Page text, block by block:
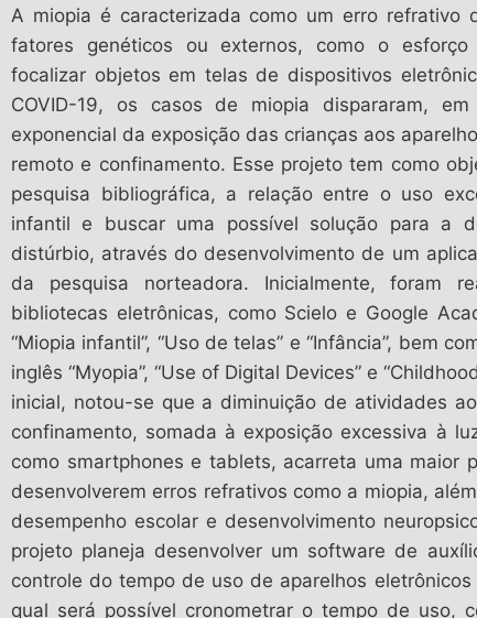
A miopia é caracterizada como um erro refrativo
fatores genéticos ou externos, como o esforço
focalizar objetos em telas de dispositivos
COVID-19, os casos de miopia dispararam,
exponencial da exposição das crianças aos
remoto e confinamento. Esse projeto tem como
pesquisa bibliográfica, a relação entre o uso
infantil e buscar uma possível solução para a
distúrbio, através do desenvolvimento de um
da pesquisa norteadora. Inicialmente, foram
bibliotecas eletrônicas, como Scielo e Google
“Miopia infantil”, “Uso de telas” e “Infância”, bem
inglês “Myopia”, “Use of Digital Devices” e
inicial, notou-se que a diminuição de atividades
confinamento, somada à exposição excessiva à
como smartphones e tablets, acarreta uma maior
desenvolverem erros refrativos como a miopia,
desempenho escolar e desenvolvimento
projeto planeja desenvolver um software de
controle do tempo de uso de aparelhos
qual será possível cronometrar o tempo de uso,